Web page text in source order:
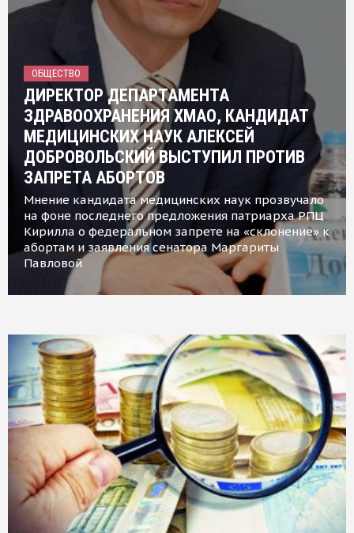
ОБЩЕСТВО
ДИРЕКТОР ДЕПАРТАМЕНТА
ЗДРАВООХРАНЕНИЯ ХМАО, КАНДИДАТ
МЕДИЦИНСКИХ НАУК АЛЕКСЕЙ
ДОБРОВОЛЬСКИЙ ВЫСТУПИЛ ПРОТИВ
ЗАПРЕТА АБОРТОВ
Мнение кандидата медицинских наук прозвучало
на фоне последнего предложения патриарха РПЦ
Кирилла о федеральном запрете на «склонение» к
абортам и заявления сенатора Маргариты
Павловой